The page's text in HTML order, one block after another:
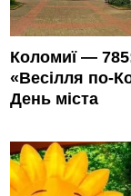
Коломиї —
«Весілля по-
День міста